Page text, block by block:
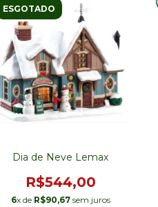
ESGOTADO
Dia de Neve Lemax
R$544,00
6x de R$90,67sem juros